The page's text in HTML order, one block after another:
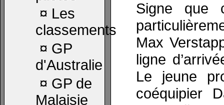
¤ Les
classements
¤ GP
d'Australie
¤ GP de
Malaisie
Signe que
Max
ligne
Le jeune
coéquipier